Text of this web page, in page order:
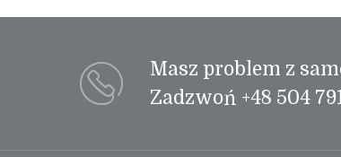
Masz problem z
Zadzwoń +48 504